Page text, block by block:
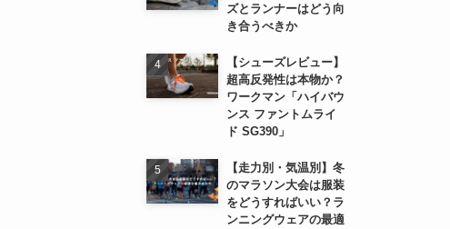
ズとランナーはどう向
き合うべきか
【シューズレビュー】
超高反発性は本物か？
ワークマン「ハイバウ
ンス ファントムライ
ド SG390」
【走力別・気温別】冬
のマラソン大会は服装
をどうすればいい？ラ
ンニングウェアの最適